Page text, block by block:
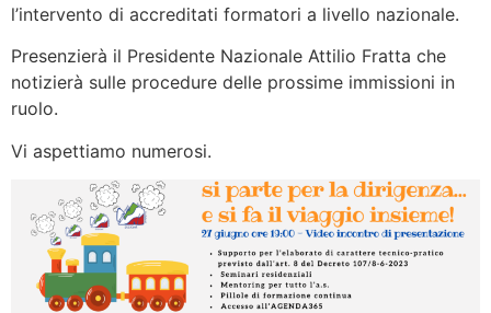
l’intervento di accreditati formatori a livello nazionale.
Presenzierà il Presidente Nazionale Attilio Fratta che
notizierà sulle procedure delle prossime immissioni in
ruolo.
Vi aspettiamo numerosi.